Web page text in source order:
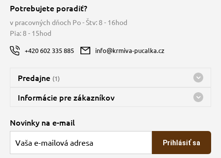
Potrebujete poradiť?
v pracovných dňoch Po - Štv: 8 - 16hod
Pia: 8 - 15hod
+420 602 335 885 info@krmiva-pucalka.cz
Predajne (1)
Predajňa a sklad Kbely
Bohužiaľ, momentálne máme zatvorené
Informácie pre zákazníkov
O spoločnosti
Veľkoobchod
Novinky na e-mail
Prihlásiť sa